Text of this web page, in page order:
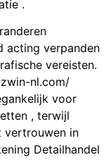
.
acting verpanden
vereisten.
nl.com/
voor
, terwijl
vertrouwen in
Detailhandel